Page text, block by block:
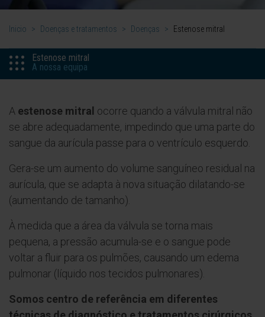
Inicio > Doenças e tratamentos > Doenças > Estenose mitral
Estenose mitral
A nossa equipa
A estenose mitral ocorre quando a válvula mitral não
se abre adequadamente, impedindo que uma parte do
sangue da aurícula passe para o ventrículo esquerdo.
Gera-se um aumento do volume sanguíneo residual na
aurícula, que se adapta à nova situação dilatando-se
(aumentando de tamanho).
À medida que a área da válvula se torna mais
pequena, a pressão acumula-se e o sangue pode
voltar a fluir para os pulmões, causando um edema
pulmonar (líquido nos tecidos pulmonares).
Somos centro de referência em diferentes